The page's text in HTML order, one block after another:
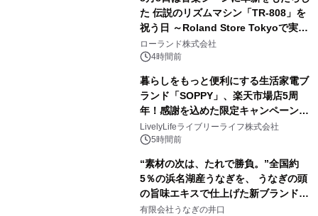
た 伝説のリズムマシン「TR-808」を
祝う日 ～Roland Store Tokyoで実機
を展示しての 記念キャンペーンを開
催 英国ラジオ「NTS」の 特別プログ
ラムや、「TR-808」を愛する伝説的
アーティストを フィーチャーしたアニ
メーションを公開～
ローランド株式会社
4時間前
暮らしをもっと便利にする生活家電ブ
ランド「SOPPY」、楽天市場店5周
年！感謝を込めた限定キャンペーンを
8月10日より開催
LivelyLifeライブリーライフ株式会社
5時間前
“素材の次は、たれで勝負。”全国約
5％の浜名湖産うなぎを、 うなぎの頭
の旨味エキスで仕上げた新ブランド
「井口の誉」誕生
有限会社うなぎの井口